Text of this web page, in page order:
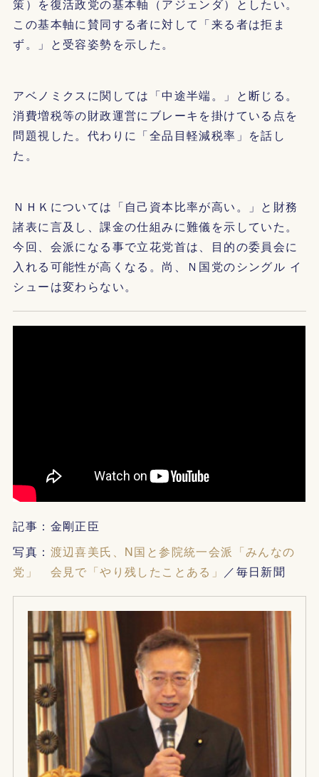
策）を復活政党の基本軸（アジェンダ）としたい。
この基本軸に賛同する者に対して「来る者は拒ま
ず。」と受容姿勢を示した。
アベノミクスに関しては「中途半端。」と断じる。
消費増税等の財政運営にブレーキを掛けている点を
問題視した。代わりに「全品目軽減税率」を話し
た。
ＮＨＫについては「自己資本比率が高い。」と財務
諸表に言及し、課金の仕組みに難儀を示していた。
今回、会派になる事で立花党首は、目的の委員会に
入れる可能性が高くなる。尚、Ｎ国党のシングル イ
シューは変わらない。
記事：金剛正臣
写真： 渡辺喜美氏、N国と参院統一会派「みんなの
党」 会見で「やり残したことある」 ／毎日新聞